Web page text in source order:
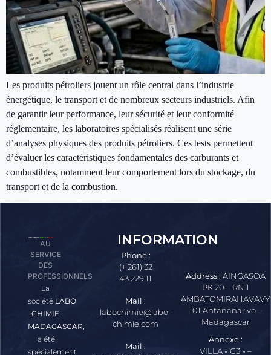
Les produits pétroliers jouent un rôle central dans l’industrie
énergétique, le transport et de nombreux secteurs industriels. Afin
de garantir leur performance, leur sécurité et leur conformité
réglementaire, les laboratoires spécialisés réalisent une série
d’analyses physiques des produits pétroliers. Ces tests permettent
d’évaluer les caractéristiques fondamentales des carburants et
combustibles, notamment leur comportement lors du stockage, du
transport et de la combustion.
AU
SERVICE
DES
PROFESSIONNELS
La
société LABO
CHIMIE
MADAGASCAR,
a été
spécialement
INFORMATION
Phone :
(+ 261) 32
43 229 11
Mail :
labochimie@labo-
chimie.com
Mail :
Address : AINGASOA
PK 20 – RN 1
AMBATOMIRAHAVAVY
101 Antananarivo –
Madagascar
Annexe :
VILLA « G3 » –